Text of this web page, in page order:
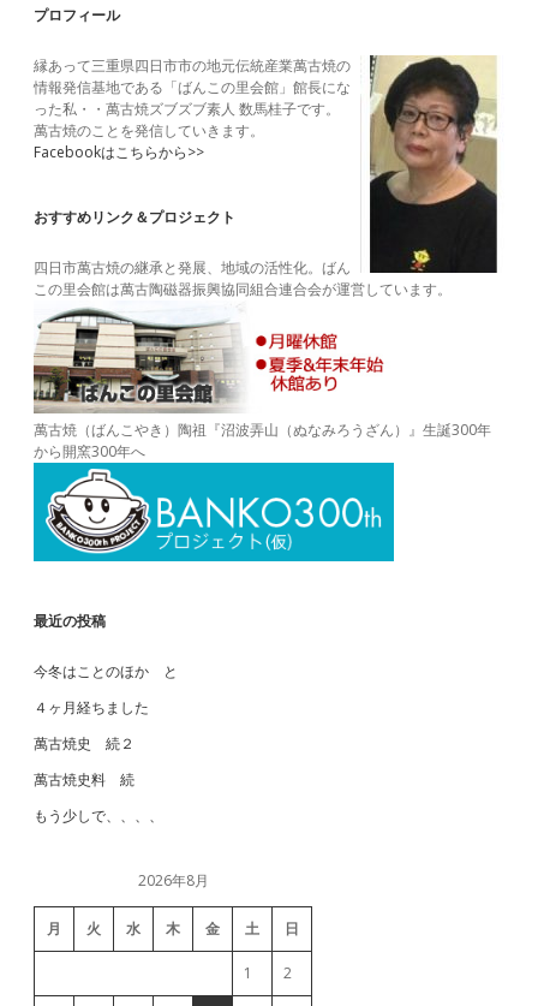
Sidebar
プロフィール
縁あって三重県四日市市の地元伝統産業萬古焼の
情報発信基地である「ばんこの里会館」館長にな
った私・・萬古焼ズブズブ素人 数馬桂子です。
萬古焼のことを発信していきます。
Facebookはこちらから>>
おすすめリンク＆プロジェクト
四日市萬古焼の継承と発展、地域の活性化。ばん
この里会館は萬古陶磁器振興協同組合連合会が運営しています。
萬古焼（ばんこやき）陶祖『沼波弄山（ぬなみろうざん）』生誕300年
から開窯300年へ
最近の投稿
今冬はことのほか と
４ヶ月経ちました
萬古焼史 続２
萬古焼史料 続
もう少しで、、、、
2026年8月
月 火 水 木 金 土 日
1 2